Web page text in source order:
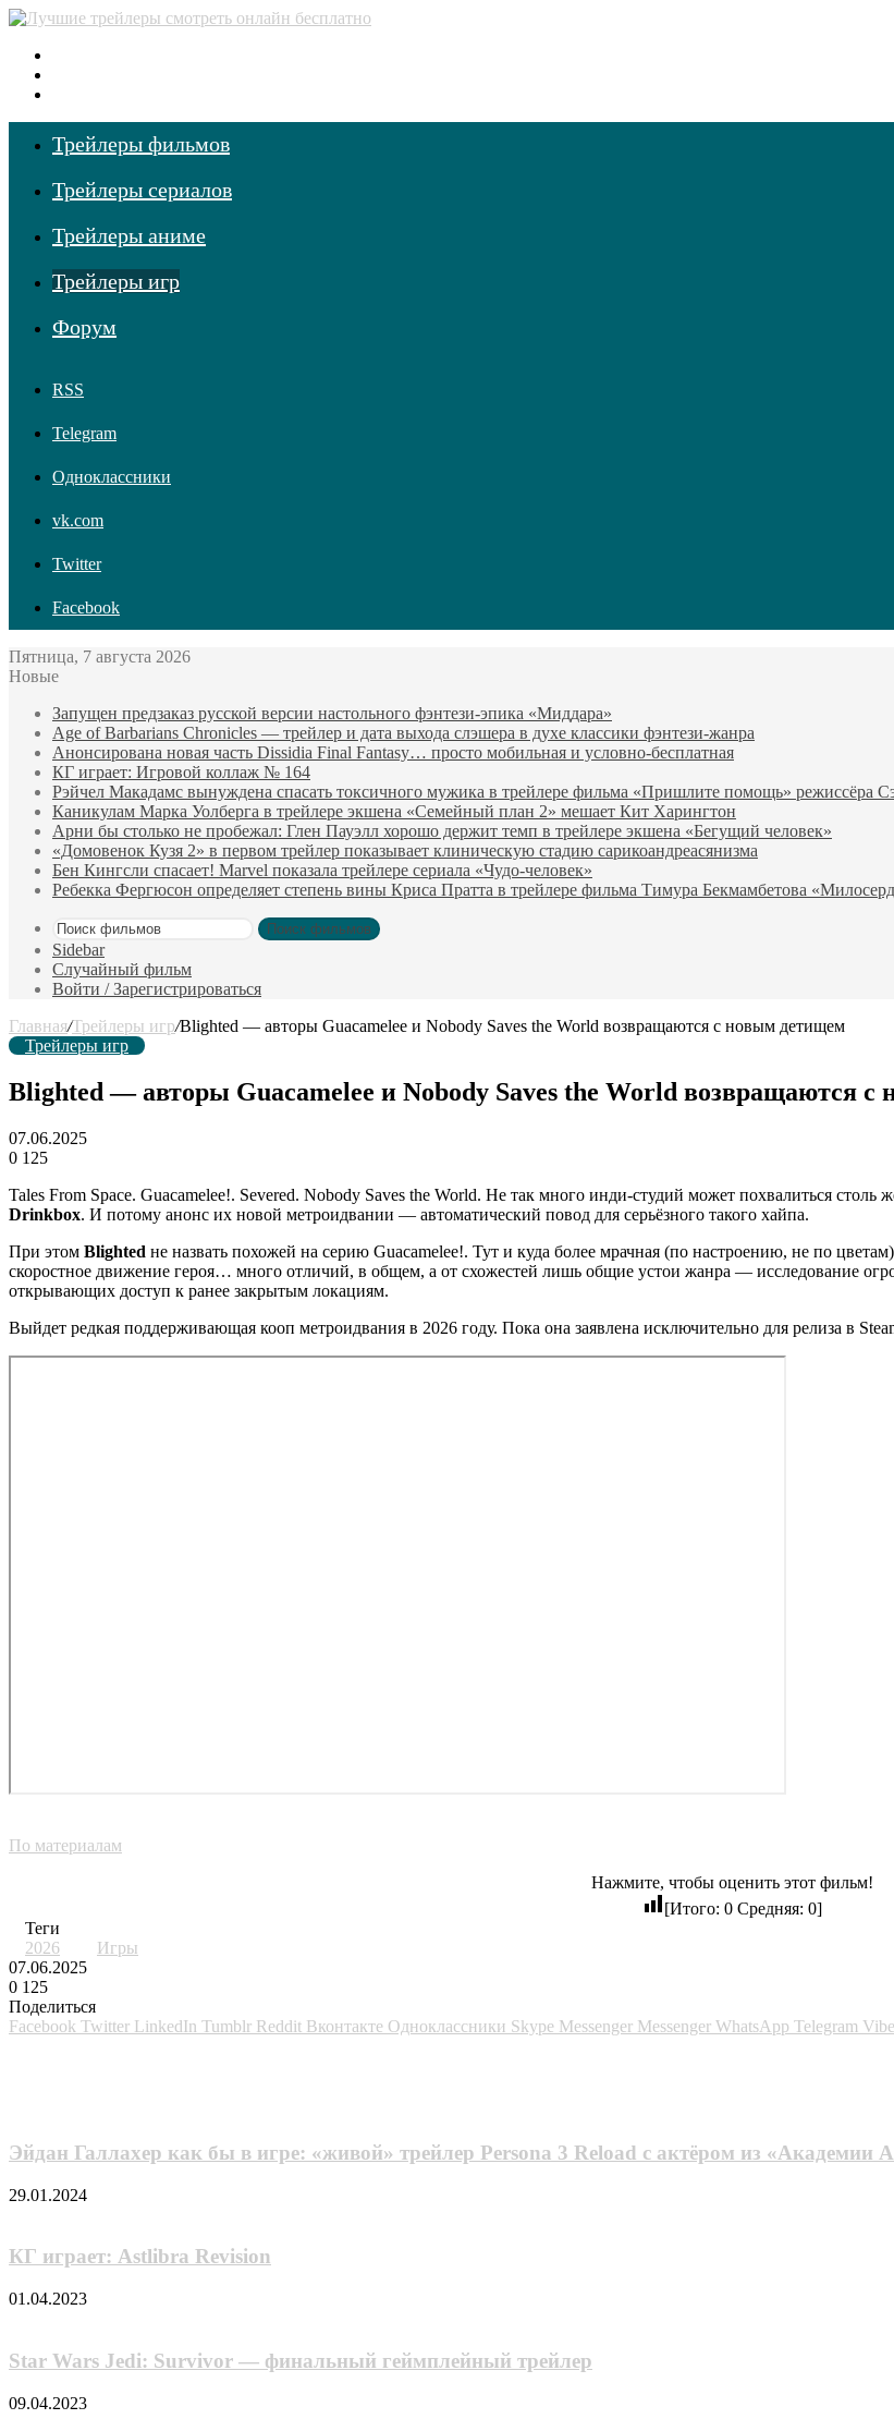
Трейлеры фильмов
Трейлеры сериалов
Трейлеры аниме
Трейлеры игр
Форум
RSS
Telegram
Одноклассники
vk.com
Twitter
Facebook
Пятница, 7 августа 2026
Новые
Запущен предзаказ русской версии настольного фэнтези-эпика «Миддара»
Age of Barbarians Chronicles — трейлер и дата выхода слэшера в духе классики фэнтези-жанра
Анонсирована новая часть Dissidia Final Fantasy… просто мобильная и условно-бесплатная
КГ играет: Игровой коллаж № 164
Рэйчел Макадамс вынуждена спасать токсичного мужика в трейлере фильма «Пришлите помощь» режиссёра
Каникулам Марка Уолберга в трейлере экшена «Семейный план 2» мешает Кит Харингтон
Арни бы столько не пробежал: Глен Пауэлл хорошо держит темп в трейлере экшена «Бегущий человек»
«Домовенок Кузя 2» в первом трейлер показывает клиническую стадию сарикоандреасянизма
Бен Кингсли спасает! Marvel показала трейлере сериала «Чудо-человек»
Ребекка Фергюсон определяет степень вины Криса Пратта в трейлере фильма Тимура Бекмамбетова
Поиск фильмов
Sidebar
Случайный фильм
Войти / Зарегистрироваться
Главная/Трейлеры игр/Blighted — авторы Guacamelee и Nobody Saves the World возвращаются с новым детищем
Трейлеры игр
Blighted — авторы Guacamelee и Nobody Saves the World возвращаются
07.06.2025
0 125
Tales From Space. Guacamelee!. Severed. Nobody Saves the World. Не так много инди-студий может похвалиться
Drinkbox. И потому анонс их новой метроидвании — автоматический повод для серьёзного такого хайпа.
При этом Blighted не назвать похожей на серию Guacamelee!. Тут и куда более мрачная (по настроению, не по
скоростное движение героя… много отличий, в общем, а от схожестей лишь общие устои жанра — исследование
открывающих доступ к ранее закрытым локациям.
Выйдет редкая поддерживающая кооп метроидвания в 2026 году. Пока она заявлена исключительно для релиза в
По материалам
Нажмите, чтобы оценить этот фильм!
[Итого: 0Средняя: 0]
Теги
2026
Игры
07.06.2025
0 125
Поделиться
Facebook Twitter LinkedIn Tumblr Reddit Вконтакте Одноклассники Skype Messenger Messenger WhatsApp Telegram
Эйдан Галлахер как бы в игре: «живой» трейлер Persona 3 Reload с актёром из «Академии
29.01.2024
КГ играет: Astlibra Revision
01.04.2023
Star Wars Jedi: Survivor — финальный геймплейный трейлер
09.04.2023